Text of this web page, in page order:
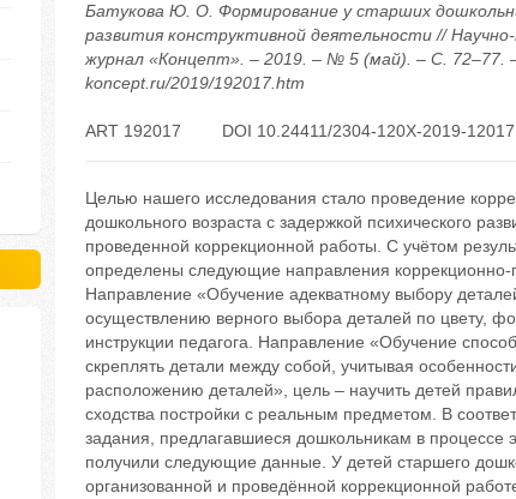
Батукова Ю. О. Формирование у старших
развития конструктивной деятельности //
журнал «Концепт». – 2019. – № 5 (май). – С. 72–77.
koncept.ru/2019/192017.htm
ART 192017 DOI 10.24411/2304-120X-2019-12017
Целью нашего исследования стало проведение
дошкольного возраста с задержкой психического
проведенной коррекционной работы. С учётом
определены следующие направления коррекционно-
Направление «Обучение адекватному выбору
осуществлению верного выбора деталей по цвету,
инструкции педагога. Направление «Обучение
скреплять детали между собой, учитывая
расположению деталей», цель – научить детей
сходства постройки с реальным предметом. В
задания, предлагавшиеся дошкольникам в процессе
получили следующие данные. У детей старшего
организованной и проведённой коррекционной